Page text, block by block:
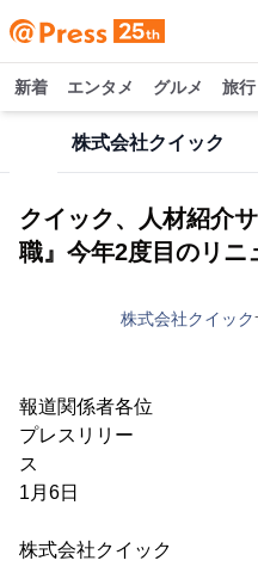
新着 エンタメ グルメ 旅行
株式会社クイック
クイック、人材紹介
職』今年2度目のリニ
株式会社クイック
報道関係者各位
プレスリリー
ス
1月6日
株式会社クイック